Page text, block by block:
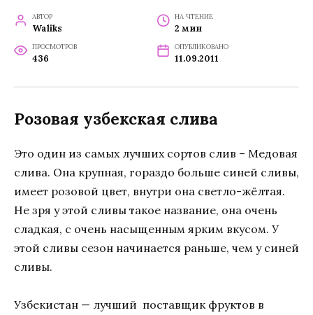
АВТОР
Waliks
НА ЧТЕНИЕ
2 мин
ПРОСМОТРОВ
436
ОПУБЛИКОВАНО
11.09.2011
Розовая узбекская слива
Это один из самых лучших сортов слив – Медовая
слива. Она крупная, гораздо больше синей сливы,
имеет розовой цвет, внутри она светло-жёлтая.
Не зря у этой сливы такое название, она очень
сладкая, с очень насыщенным ярким вкусом. У
этой сливы сезон начинается раньше, чем у синей
сливы.
Узбекистан — лучший поставщик фруктов в